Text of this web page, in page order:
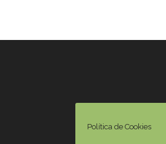
Política de Cookies